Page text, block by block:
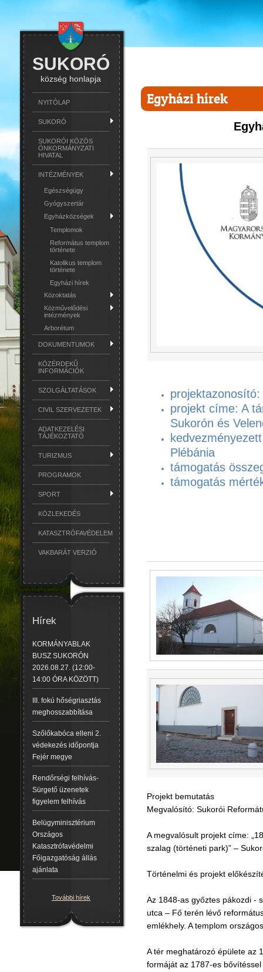
SUKORÓ
község honlapja
NYITÓLAP
SUKORÓ
SUKORÓI KÖZÖS
ÖNKORMÁNYZATI
HIVATAL
INTÉZMÉNYEK
Egészségügy
Gyógyszertár
Egyházközségek
Templomok
Református templom
története
Katolikus templom
története
Egyházi hírek
Közoktatás
Közművelődési
intézmények
Arborétum
DOKUMENTUMOK
KÖZÉRDEKŰ
INFORMÁCIÓK
SZOLGÁLTATÁSOK
CIVIL SZERVEZETEK
ADATKEZELÉSI
TÁJÉKOZTATÓ
TURIZMUS
PROGRAMOK
SPORT
KÖZLEKEDÉS
KATASZTRÓFAVÉDELEM
VAKBARÁT VERZIÓ
Hírek
KORMÁNYABLAK
BUSZ SUKORÓN
2026.08.27. (12:00-
14:00 ÓRA KÖZÖTT)
III. fokú hőségriasztás
meghosszabbítása
Szőlőkabóca elleni 2.
védekezés időpontja
Fejér megye
Rendőrségi felhívás-
Sürgető üzenetek
figyelem felhívás
Belügyminisztérium
Országos
Katasztrófavédelmi
Főigazgatóság állás
ajánlata
További hírek
Egyházi hírek
projekt címe: A
Sukorón és
Plébánia
támogatás
támogatás
Projekt bemutatás
Megvalósító: Sukorói
A megvalósult projekt címe:
szalag (történeti park)” –
Történelmi és projekt
Az 1848-as győztes pákozdi -
utca – Fő terén lévő
emlékhely. A templom
A tér meghatározó épülete az
formáját az 1787-es